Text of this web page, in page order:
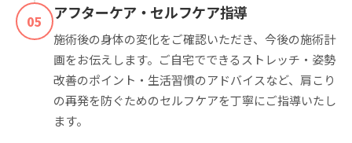
05 アフターケア・セルフケア指導
施術後の身体の変化をご確認いただき、今後の施術計
画をお伝えします。ご自宅でできるストレッチ・姿勢
改善のポイント・生活習慣のアドバイスなど、肩こり
の再発を防ぐためのセルフケアを丁寧にご指導いたし
ます。